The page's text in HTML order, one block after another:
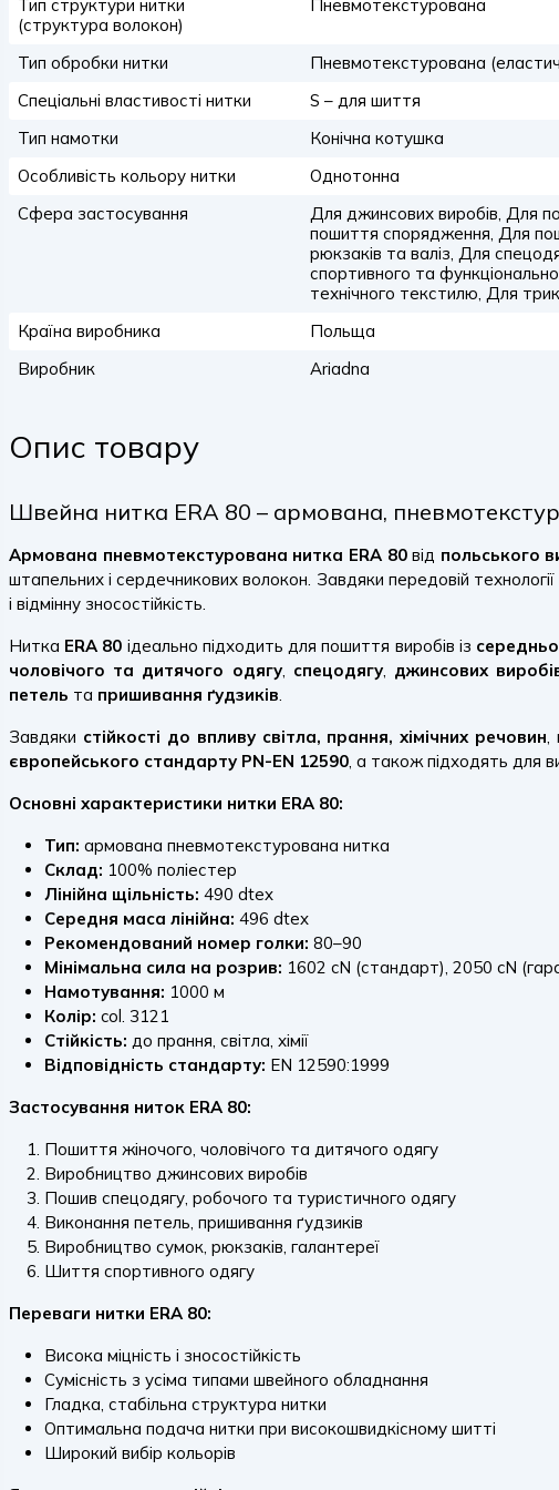
Тип структури нитки
(структура волокон)
Пневмотекстурована
Тип обробки нитки
Пневмотекстурована
Спеціальні властивості нитки
S – для шиття
Тип намотки
Конічна котушка
Особливість кольору нитки
Однотонна
Сфера застосування
Для джинсових виробів, Для
пошиття спорядження, Для
рюкзаків та валіз, Для
спортивного та
технічного текстилю, Для
Країна виробника
Польща
Виробник
Ariadna
Опис товару
Швейна нитка ERA 80 – армована,
Армована пневмотекстурована нитка ERA 80від польського
штапельних і сердечникових волокон. Завдяки передовій
і відмінну зносостійкість.
Нитка ERA 80 ідеально підходить для пошиття виробів із
чоловічого та дитячого одягу, спецодягу, джинсових
петель та пришивання ґудзиків.
Завдяки стійкості до впливу світла, прання, хімічних речовин,
європейського стандарту PN-EN 12590, а також підходять для
Основні характеристики нитки ERA 80:
Тип: армована пневмотекстурована нитка
Склад: 100% поліестер
Лінійна щільність: 490 dtex
Середня маса лінійна: 496 dtex
Рекомендований номер голки: 80–90
Мінімальна сила на розрив: 1602 cN (стандарт), 2050 cN
Намотування: 1000 м
Колір: col. 3121
Стійкість: до прання, світла, хімії
Відповідність стандарту: EN 12590:1999
Застосування ниток ERA 80:
Пошиття жіночого, чоловічого та дитячого одягу
Виробництво джинсових виробів
Пошив спецодягу, робочого та туристичного одягу
Виконання петель, пришивання ґудзиків
Виробництво сумок, рюкзаків, галантереї
Шиття спортивного одягу
Переваги нитки ERA 80:
Висока міцність і зносостійкість
Сумісність з усіма типами швейного обладнання
Гладка, стабільна структура нитки
Оптимальна подача нитки при високошвидкісному шитті
Широкий вибір кольорів